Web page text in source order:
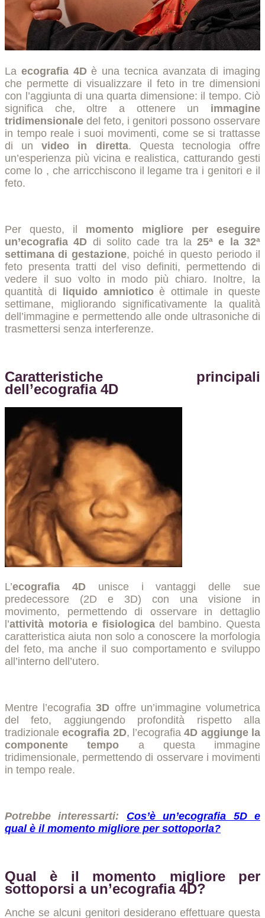
La ecografia 4Dè una tecnica avanzata di imaging
che permette di visualizzare il feto in tre dimensioni
con l’aggiunta di una quarta dimensione: il tempo. Ciò
significa che, oltre a ottenere un immagine
tridimensionale del feto, i genitori possono osservare
in tempo reale i suoi movimenti, come se si trattasse
di unvideo in diretta. Questa tecnologia offre
un’esperienza più vicina e realistica, catturando gesti
come lo , che arricchiscono il legame tra i genitori e il
feto.
Per questo, il momento migliore per eseguire
un’ecografia 4D di solito cade tra la25ª e la 32ª
settimana di gestazione, poiché in questo periodo il
feto presenta tratti del viso definiti, permettendo di
vedere il suo volto in modo più chiaro. Inoltre, la
quantità di
liquido amnioticoè ottimale in queste
settimane, migliorando significativamente la qualità
dell’immagine e permettendo alle onde ultrasoniche di
trasmettersi senza interferenze.
Caratteristiche principali
dell’ecografia 4D
L’ecografia 4Dunisce i vantaggi delle sue
predecessore (2D e 3D) con una visione in
movimento, permettendo di osservare in dettaglio
l’attività motoria e fisiologicadel bambino. Questa
caratteristica aiuta non solo a conoscere la morfologia
del feto, ma anche il suo comportamento e sviluppo
all’interno dell’utero.
Mentre l’ecografia3D offre un’immagine volumetrica
del feto, aggiungendo profondità rispetto alla
tradizionaleecografia 2D, l’ecografia4D aggiunge la
componente tempo a questa immagine
tridimensionale, permettendo di osservare i movimenti
in tempo reale.
Potrebbe interessarti: Cos’è un’ecografia 5D e
qual è il momento migliore per sottoporla?
Qual è il momento migliore per
sottoporsi a un’ecografia 4D?
Anche se alcuni genitori desiderano effettuare questa